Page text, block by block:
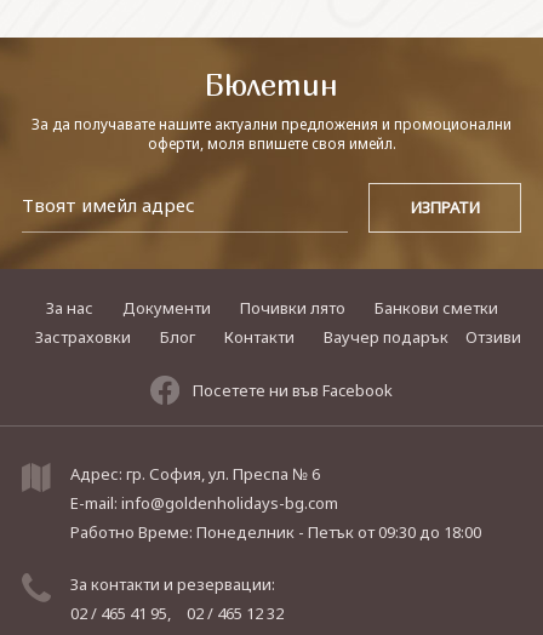
Бюлетин
За да получавате нашите актуални предложения и промоционални
оферти, моля впишете своя имейл.
За нас Документи Почивки лято
Банкови сметки
Застраховки
Блог Контакти Ваучер подарък Отзиви
Посетете ни във Facebook
Адрес: гр. София, ул. Преспа № 6
E-mail: info@goldenholidays-bg.com
Работно Време: Понеделник - Петъкот 09:30 до 18:00
За контакти и резервации:
02 / 465 41 95,
02 / 465 12 32